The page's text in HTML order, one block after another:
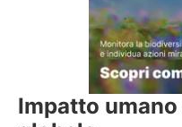
Impatto